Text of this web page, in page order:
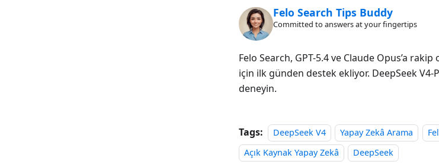
Felo Search Tips Buddy
Committed to answers at your fingertips
Felo Search, GPT-5.4 ve Claude Opus’a
için ilk günden destek ekliyor. DeepSeek V4-
deneyin.
Tags: DeepSeek V4 Yapay Zekâ Arama
Açık Kaynak Yapay Zekâ
DeepSeek